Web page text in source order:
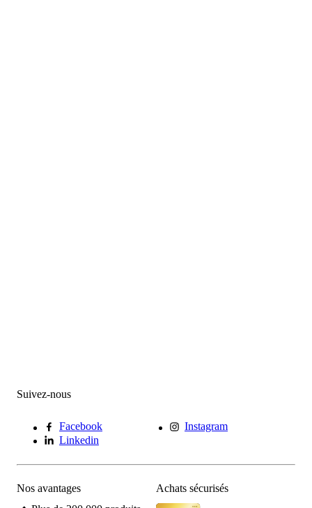
Suivez-nous
Facebook
Instagram
Linkedin
Nos avantages
Achats sécurisés